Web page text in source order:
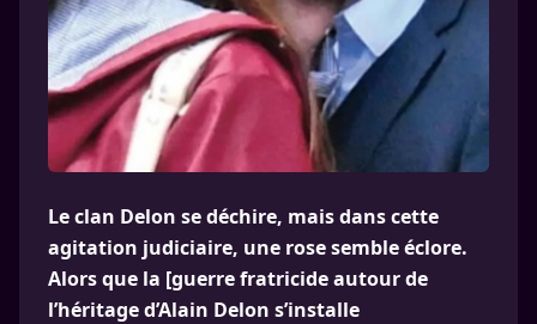
Le clan Delon se déchire, mais dans cette
agitation judiciaire, une rose semble éclore.
Alors que la [guerre fratricide autour de
l’héritage d’Alain Delon s’installe